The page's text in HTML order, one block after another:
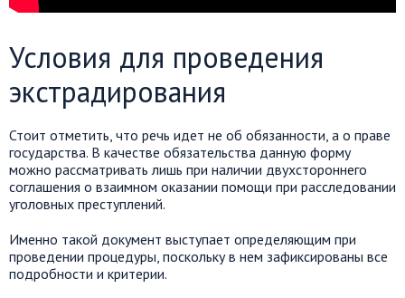
Условия для проведения
экстрадирования
Стоит отметить, что речь идет не об обязанности, а о праве
государства. В качестве обязательства данную форму
можно рассматривать лишь при наличии двухстороннего
соглашения о взаимном оказании помощи при расследовании
уголовных преступлений.
Именно такой документ выступает определяющим при
проведении процедуры, поскольку в нем зафиксированы все
подробности и критерии.